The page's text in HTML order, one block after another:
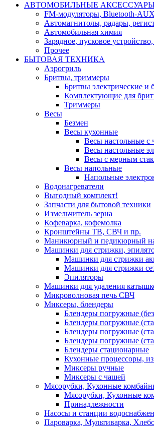
АВТОМОБИЛЬНЫЕ
FM-модуляторы, Bluetooth-
Автомагнитолы, радары,
Автомобильная химия
Зарядное, пусковое
Прочее
БЫТОВАЯ ТЕХНИКА
Аэрогриль
Бритвы, триммеры
Бритвы электрические и
Комплектующие для
Триммеры
Весы
Безмен
Весы кухонные
Весы настольные с
Весы настольные
Весы с мерным
Весы напольные
Напольные
Водонагреватели
Выгодный комплект!
Запчасти для бытовой техники
Измельчитель зерна
Кофеварка, кофемолка
Кронштейны ТВ, СВЧ и пр.
Маникюрный и педикюрный
Машинки для стрижки,
Машинки для стрижки
Машинки для стрижки
Эпиляторы
Машинки для удаления
Микроволновая печь СВЧ
Миксеры, блендеры
Блендеры погружные (без
Блендеры погружные
Блендеры погружные
Блендеры погружные
Блендеры стационарные
Кухонные процессоры,
Миксеры ручные
Миксеры с чашей
Мясорубки, Кухонные
Мясорубки, Кухонные
Принадлежности
Насосы и станции
Пароварка, Мультиварка,